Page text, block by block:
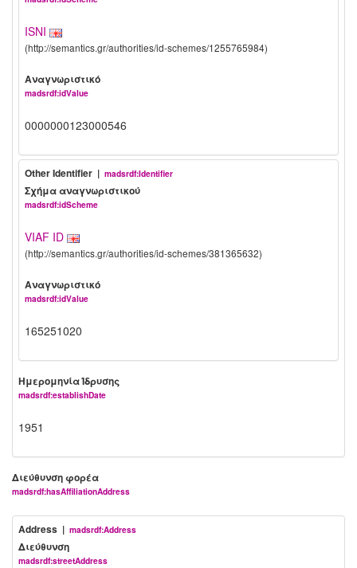
ISNI
(http://semantics.gr/authorities/id-schemes/1255765984)
Αναγνωριστικό
madsrdf:idValue
0000000123000546
Other Identifier | madsrdf:Identifier
Σχήμα αναγνωριστικού
madsrdf:idScheme
VIAF ID
(http://semantics.gr/authorities/id-schemes/381365632)
Αναγνωριστικό
madsrdf:idValue
165251020
Ημερομηνία Ίδρυσης
madsrdf:establishDate
1951
Διεύθυνση φορέα
madsrdf:hasAffiliationAddress
Address | madsrdf:Address
Διεύθυνση
madsrdf:streetAddress